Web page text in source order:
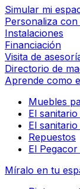
Simular mi
Personaliza
Instalaciones
Financiación
Visita de
Directorio de
Aprende como
Muebles
El
El
Repuestos
El Pegacor
Míralo en tu